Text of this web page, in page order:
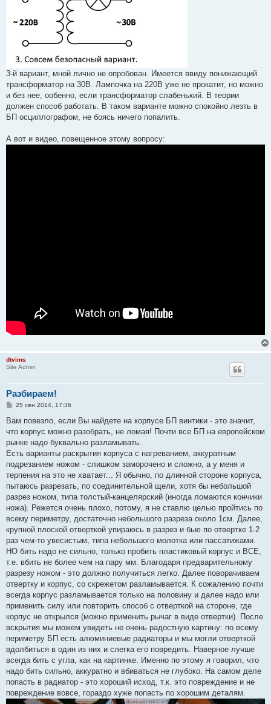
3-й вариант, мной лично не опробован. Имеется ввиду понижающий
трансформатор на 30В. Лампочка на 220В уже не прокатит, но можно
и без нее, ообенно, если трансформатор слабенький. В теории
должен способ работать. В таком варианте можно спокойно лезть в
БП осциллографом, не боясь ничего попалить.
А вот и видео, повещенное этому вопросу:
dtvims
Site Admin
Разбираем!
С
о
щ
е
и
е
25 сен 2014, 17:36
Вам повезло, если Вы найдете на корпусе БП винтики - это значит,
что корпус можно разобрать, не ломая! Почти все БП на европейском
рынке надо буквально разламывать.
Есть варианты раскрытия корпуса с нагреванием, аккуратным
подрезанием ножом - слишком заморочено и сложно, а у меня и
терпения на это не хватает... Я обычно, по длинной стороне корпуса,
пытаюсь разрезать, по соединительной щели, хотя бы небольшой
разрез ножом, типа толстый-канцелярский (иногда ломаются кончики
ножа). Режется очень плохо, потому, я не ставлю целью пройтись по
всему периметру, достаточно небольшого разреза около 1см. Далее,
крупной плоской отверткой упираюсь в разрез и бью по отвертке 1-2
раз чем-то увесистым, типа небольшого молотка или пассатижами.
НО бить надо не сильно, только пробить пластиковый корпус и ВСЕ,
т.е. вбить не более чем на пару мм. Благодаря предварительному
разрезу ножом - это должно получиться легко. Далее поворачиваем
отвертку и корпус, со скрежетом разламывается. К сожалению почти
всегда корпус разламывается только на половину и далее надо или
применить силу или повторить способ с отверткой на стороне, где
корпус не открылся (можно применить рычаг в виде отвертки). После
вскрытия мы можем увидеть не очень радостную картину: по всему
периметру БП есть алюминиевые радиаторы и мы могли отверткой
вдолбиться в один из них и слегка его повредить. Наверное лучше
всегда бить с угла, как на картинке. Именно по этому я говорил, что
надо бить сильно, аккуратно и вбиваться не глубоко. На самом деле
попасть в радиатор - это хороший исход, т.к. это повреждение и не
повреждение вовсе, гораздо хуже попасть по хорошим деталям.